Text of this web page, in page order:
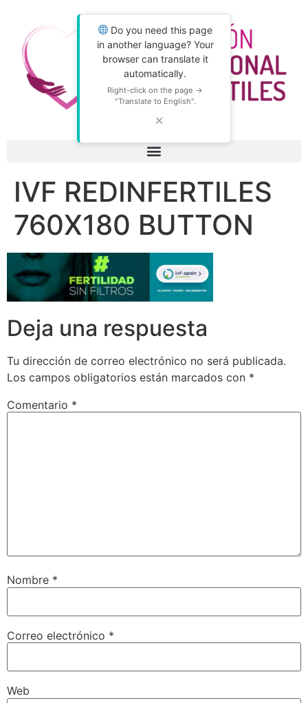
Do you need this page
in another language? Your
browser can translate it
automatically.
Right-click on the page →
"Translate to English".
✕
IVF REDINFERTILES
760X180 BUTTON
Deja una respuesta
Tu dirección de correo electrónico no será publicada.
Los campos obligatorios están marcados con *
Comentario *
Nombre *
Correo electrónico *
Web